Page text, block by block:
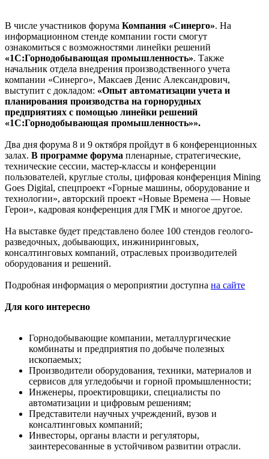
В числе участников форума Компания «Синерго». На
информационном стенде компании гости смогут
ознакомиться с возможностями линейки решений
«1С:Горнодобывающая промышленность». Также
начальник отдела внедрения производственного учета
компании «Синерго», Максаев Денис Александрович,
выступит с докладом: «Опыт автоматизации учета и
планирования производства на горнорудных
предприятиях с помощью линейки решений
«1С:Горнодобывающая промышленность»».
Два дня форума 8 и 9 октября пройдут в 6 конференционных
залах. В программе форума пленарные, стратегические,
технические сессии, мастер-классы и конференции
пользователей, круглые столы, цифровая конференция Mining
Goes Digital, спецпроект «Горные машины, оборудование и
технологии», авторский проект «Новые Времена — Новые
Герои», кадровая конференция для ГМК и многое другое.
На выставке будет представлено более 100 стендов геолого-
разведочных, добывающих, инжиниринговых,
консалтинговых компаний, отраслевых производителей
оборудования и решений.
Подробная информация о мероприятии доступна на сайте
Для кого интересно
Горнодобывающие компании, металлургические
комбинаты и предприятия по добыче полезных
ископаемых;
Производители оборудования, техники, материалов и
сервисов для угледобычи и горной промышленности;
Инженеры, проектировщики, специалисты по
автоматизации и цифровым решениям;
Представители научных учреждений, вузов и
консалтинговых компаний;
Инвесторы, органы власти и регуляторы,
заинтересованные в устойчивом развитии отрасли.